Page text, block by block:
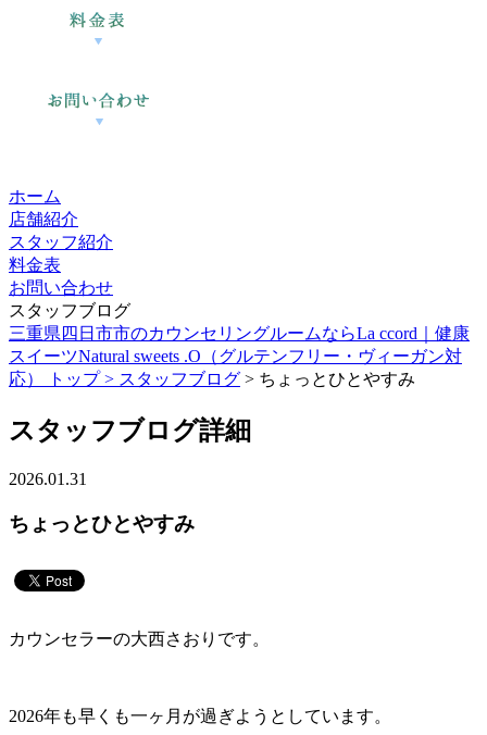
ホーム
店舗紹介
スタッフ紹介
料金表
お問い合わせ
スタッフブログ
三重県四日市市のカウンセリングルームならLa ccord｜健康
スイーツNatural sweets .O（グルテンフリー・ヴィーガン対
応） トップ > スタッフブログ > ちょっとひとやすみ
スタッフブログ詳細
2026.01.31
ちょっとひとやすみ
カウンセラーの大西さおりです。
2026年も早くも一ヶ月が過ぎようとしています。